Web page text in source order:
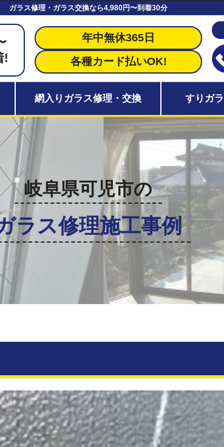
ガラス修理・ガラス交換なら4,980円〜到着30分
!
年中無休365日
各種カード払いOK!
網入りガラス修理・交換 すりガ
岐阜県可児市の
ラス修理施工事例